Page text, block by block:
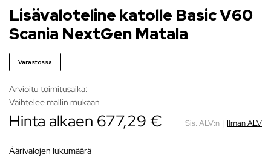
Lisävaloteline katolle Basic V60
Scania NextGen Matala
Varastossa
Arvioitu toimitusaika:
Vaihtelee mallin mukaan
Hinta alkaen 677,29 € Sis. ALV:n | Ilman ALV
äärivalojen lukumäärä